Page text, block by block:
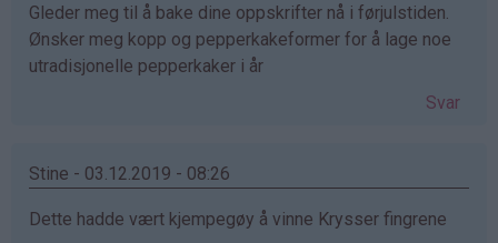
Gleder meg til å bake dine oppskrifter nå i førjulstiden.
Ønsker meg kopp og pepperkakeformer for å lage noe
utradisjonelle pepperkaker i år
Svar
Stine - 03.12.2019 - 08:26
Dette hadde vært kjempegøy å vinne Krysser fingrene